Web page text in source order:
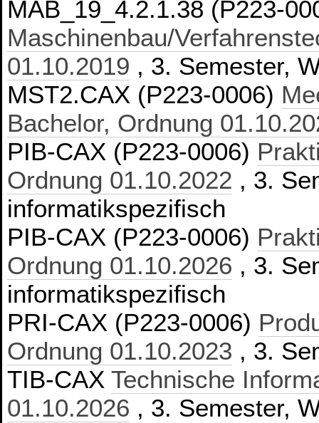
MAB_19_4.2.1.38 (P223-
Maschinenbau/
01.10.2019 , 3. Semester,
MST2.CAX (P223-0006)
Bachelor, Ordnung
PIB-CAX (P223-0006)
Ordnung 01.10.2022 , 3.
informatikspezifisch
PIB-CAX (P223-0006)
Ordnung 01.10.2026 , 3.
informatikspezifisch
PRI-CAX (P223-0006)
Ordnung 01.10.2023 , 3.
TIB-CAXTechnische
01.10.2026 , 3. Semester,